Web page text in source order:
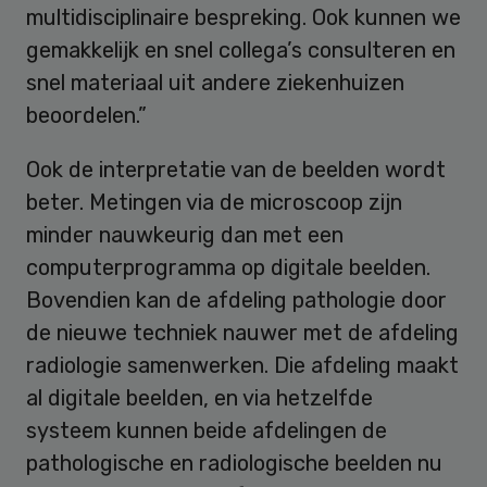
multidisciplinaire bespreking. Ook kunnen we
gemakkelijk en snel collega’s consulteren en
snel materiaal uit andere ziekenhuizen
beoordelen.”
Ook de interpretatie van de beelden wordt
beter. Metingen via de microscoop zijn
minder nauwkeurig dan met een
computerprogramma op digitale beelden.
Bovendien kan de afdeling pathologie door
de nieuwe techniek nauwer met de afdeling
radiologie samenwerken. Die afdeling maakt
al digitale beelden, en via hetzelfde
systeem kunnen beide afdelingen de
pathologische en radiologische beelden nu